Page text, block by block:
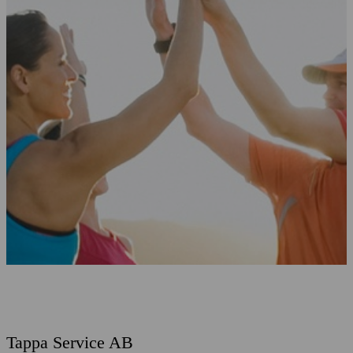
Tappa Service AB